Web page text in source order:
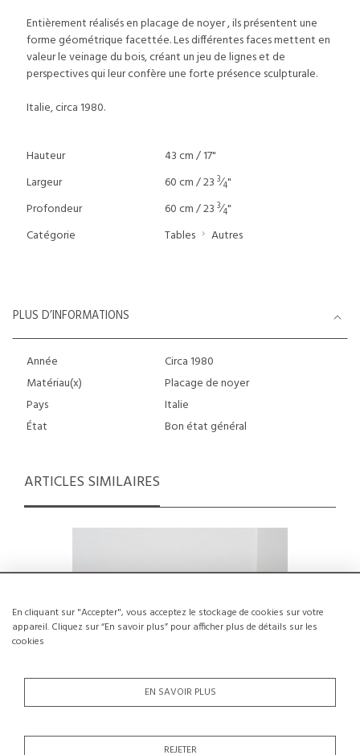
En cliquant sur "Accepter", vous acceptez le stockage de cookies sur votre
appareil. Cliquez sur “En savoir plus” pour afficher plus de détails sur les
cookies
EN SAVOIR PLUS
REJETER
Entièrement réalisés en placage de noyer , ils présentent une
forme géométrique facettée. Les différentes faces mettent en
valeur le veinage du bois, créant un jeu de lignes et de
perspectives qui leur confère une forte présence sculpturale.
Italie, circa 1980.
Hauteur
43 cm / 17"
Largeur
60 cm / 23 3⁄4"
Profondeur
60 cm / 23 3⁄4"
Catégorie
Tables Autres
PLUS D’INFORMATIONS
Année
Circa 1980
Matériau(x)
Placage de noyer
Pays
Italie
État
Bon état général
ARTICLES SIMILAIRES